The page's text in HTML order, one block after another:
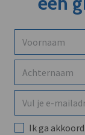
Ik ga